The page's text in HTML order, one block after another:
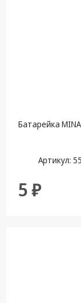
Батарейка
Артикул:
5 ₽